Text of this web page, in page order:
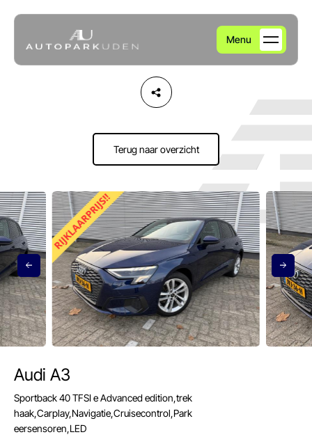
Menu
Aanbod
Over ons
Verkocht
Contact
E-mail
info@autoparkuden.nl
Telefoon
Terug naar overzicht
Audi A3
Sportback 40 TFSI e Advanced edition,trek
haak,Carplay,Navigatie,Cruisecontrol,Park
eersensoren,LED